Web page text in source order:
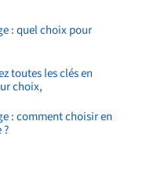
: quel choix pour
toutes les clés en
choix,
: comment choisir en